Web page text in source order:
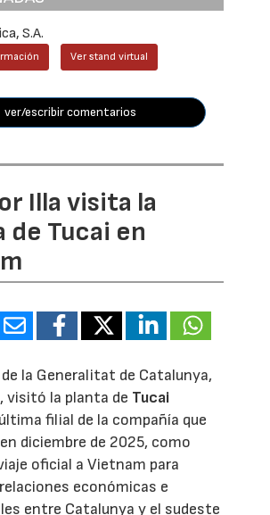
S.A.
Ver stand virtual
ver/escribir comentarios
Illa visita la
de Tucai en
la Generalitat de Catalunya,
visitó la planta de Tucai
filial de la compañía que
diciembre de 2025, como
oficial a Vietnam para
económicas e
entre Catalunya y el sudeste